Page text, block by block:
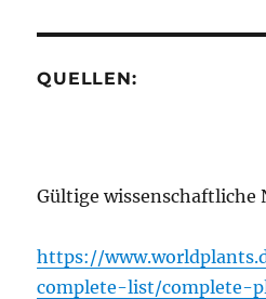
QUELLEN:
Gültige wissenschaftliche
https://
complete-list/complete-